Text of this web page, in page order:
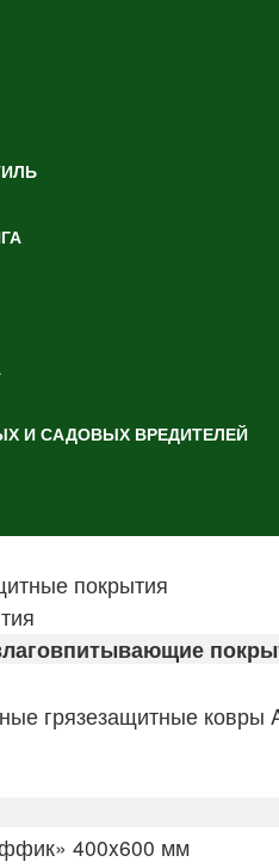
И САДОВЫХ ВРЕДИТЕЛЕЙ
покрытия
грязезащитные ковры
400x600 мм